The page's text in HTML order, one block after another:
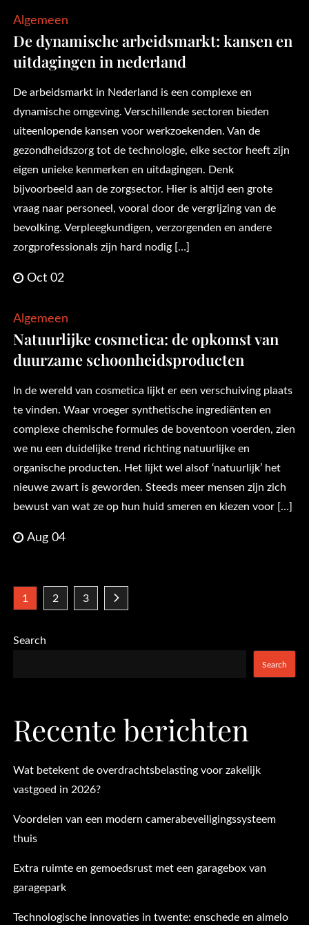
Algemeen
De dynamische arbeidsmarkt: kansen en
uitdagingen in nederland
De arbeidsmarkt in Nederland is een complexe en
dynamische omgeving. Verschillende sectoren bieden
uiteenlopende kansen voor werkzoekenden. Van de
gezondheidszorg tot de technologie, elke sector heeft zijn
eigen unieke kenmerken en uitdagingen. Denk
bijvoorbeeld aan de zorgsector. Hier is altijd een grote
vraag naar personeel, vooral door de vergrijzing van de
bevolking. Verpleegkundigen, verzorgenden en andere
zorgprofessionals zijn hard nodig […]
Oct 02
Algemeen
Natuurlijke cosmetica: de opkomst van
duurzame schoonheidsproducten
In de wereld van cosmetica lijkt er een verschuiving plaats
te vinden. Waar vroeger synthetische ingrediënten en
complexe chemische formules de boventoon voerden, zien
we nu een duidelijke trend richting natuurlijke en
organische producten. Het lijkt wel alsof ‘natuurlijk’ het
nieuwe zwart is geworden. Steeds meer mensen zijn zich
bewust van wat ze op hun huid smeren en kiezen voor […]
Aug 04
Posts
pagination
1 2 3
Search
Search
Recente berichten
Wat betekent de overdrachtsbelasting voor zakelijk
vastgoed in 2026?
Voordelen van een modern camerabeveiligingssysteem
thuis
Extra ruimte en gemoedsrust met een garagebox van
garagepark
Technologische innovaties in twente: enschede en almelo